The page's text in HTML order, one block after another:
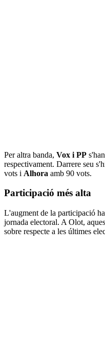
Per altra banda, Vox i PP
respectivament. Darrere seu
vots i Alhora amb 90 vots.
Participació més alta
L'augment de la participació
jornada electoral. A Olot,
sobre respecte a les últimes